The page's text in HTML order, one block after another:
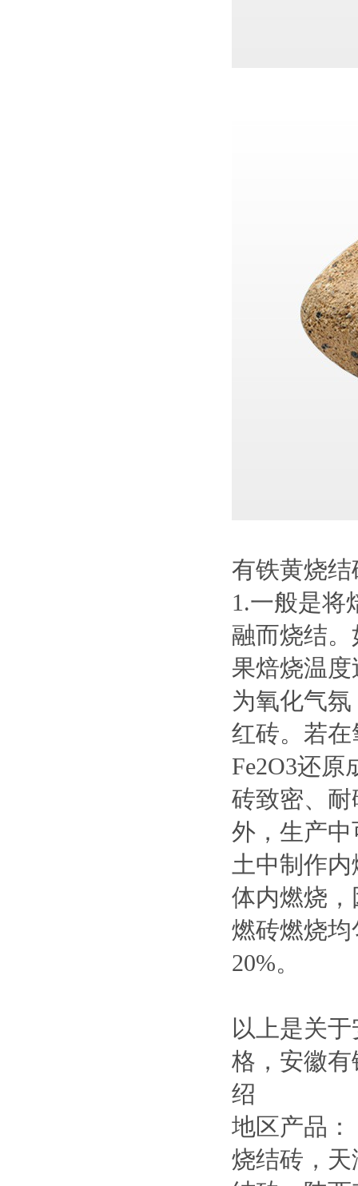
有铁黄烧
1.一般是将
融而烧结
果焙烧温
为氧化气
红砖。若
Fe2O3还
砖致密、
外，生产
土中制作
体内燃烧，
燃砖燃烧
20%。
以上是关
格，安徽
绍
地区产品：
烧结砖 ，